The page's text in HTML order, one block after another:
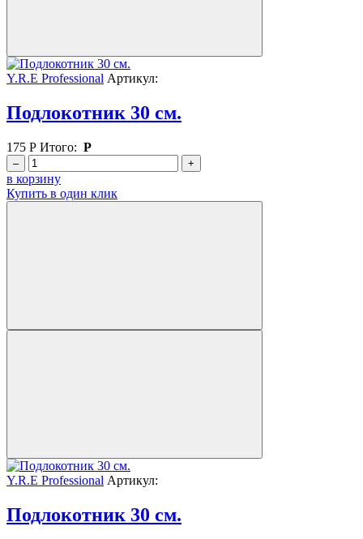
Y.R.E Professional Артикул:
Подлокотник 30 см.
175 Р Итого: Р
– +
в корзину
Купить в один клик
Y.R.E Professional Артикул:
Подлокотник 30 см.